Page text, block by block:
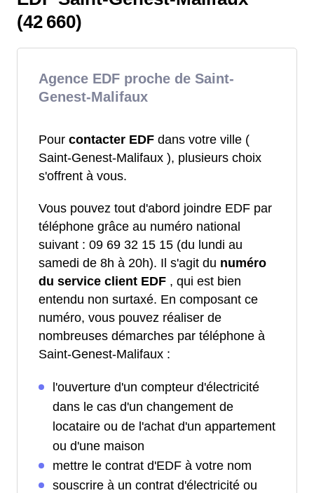
(42 660)
Agence EDF proche de Saint-
Genest-Malifaux
Pour contacter EDF dans votre ville (
Saint-Genest-Malifaux ), plusieurs choix
s'offrent à vous.
Vous pouvez tout d'abord joindre EDF par
téléphone grâce au numéro national
suivant : 09 69 32 15 15 (du lundi au
samedi de 8h à 20h). Il s'agit du numéro
du service client EDF , qui est bien
entendu non surtaxé. En composant ce
numéro, vous pouvez réaliser de
nombreuses démarches par téléphone à
Saint-Genest-Malifaux :
l'ouverture d'un compteur d'électricité
dans le cas d'un changement de
locataire ou de l'achat d'un appartement
ou d'une maison
mettre le contrat d'EDF à votre nom
souscrire à un contrat d'électricité ou